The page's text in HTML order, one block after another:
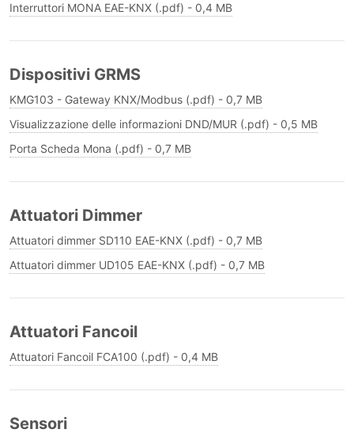
Interruttori MONA EAE-KNX (.pdf) - 0,4 MB
Dispositivi GRMS
KMG103 - Gateway KNX/Modbus (.pdf) - 0,7 MB
Visualizzazione delle informazioni DND/MUR (.pdf) - 0,5 MB
Porta Scheda Mona (.pdf) - 0,7 MB
Attuatori Dimmer
Attuatori dimmer SD110 EAE-KNX (.pdf) - 0,7 MB
Attuatori dimmer UD105 EAE-KNX (.pdf) - 0,7 MB
Attuatori Fancoil
Attuatori Fancoil FCA100 (.pdf) - 0,4 MB
Sensori